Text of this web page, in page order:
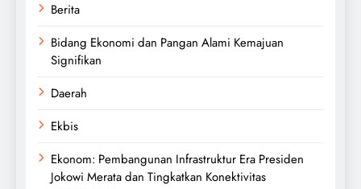
Berita
Bidang Ekonomi dan Pangan Alami Kemajuan
Signifikan
Daerah
Ekbis
Ekonom: Pembangunan Infrastruktur Era Presiden
Jokowi Merata dan Tingkatkan Konektivitas